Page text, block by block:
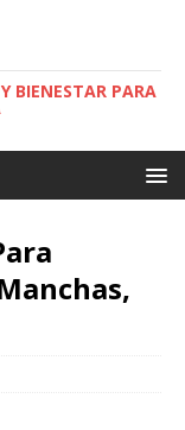
BIENESTAR PARA